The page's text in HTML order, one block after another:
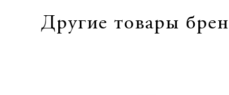
Другие товары